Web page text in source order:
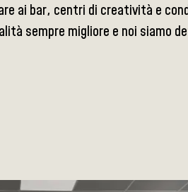
ai bar, centri di creatività e
sempre migliore e noi siamo